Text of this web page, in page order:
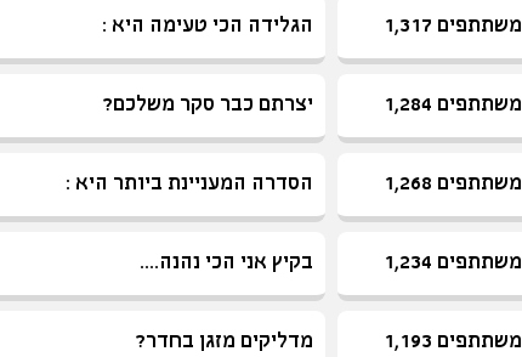
משתתפים 1,317
משתתפים 1,284
משתתפים 1,268
משתתפים 1,234
משתתפים 1,193
הגלידה הכי טעימה היא :
יצרתם כבר סקר משלכם?
הסדרה המעניינת ביותר היא :
בקיץ אני הכי נהנה....
מדליקים מזגן בחדר?